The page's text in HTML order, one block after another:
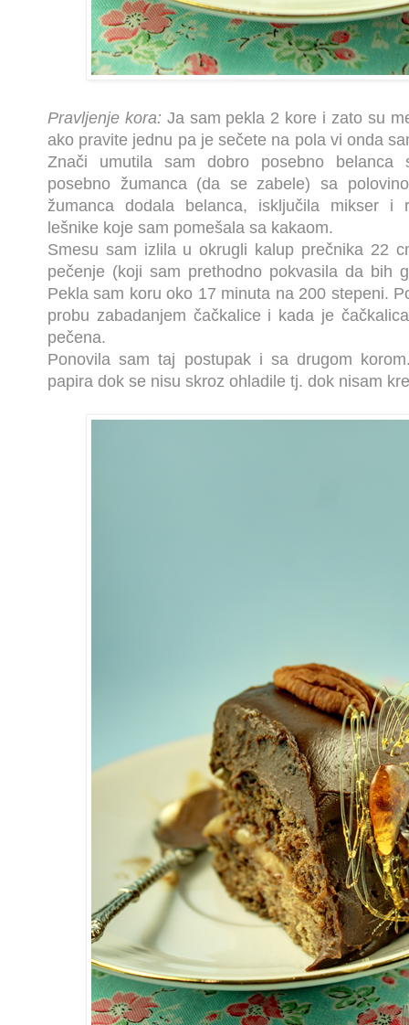
Pravljenje kora: Ja sam pekla 2 kore i zato su
ako pravite jednu pa je sečete na pola vi onda
Znači umutila sam dobro posebno belanca
posebno žumanca (da se zabele) sa
žumanca dodala belanca, isključila mikser i
lešnike koje sam pomešala sa kakaom.
Smesu sam izlila u okrugli kalup prečnika 22
pečenje (koji sam prethodno pokvasila da bih
Pekla sam koru oko 17 minuta na 200 stepeni.
probu zabadanjem čačkalice i kada je
pečena.
Ponovila sam taj postupak i sa drugom
papira dok se nisu skroz ohladile tj. dok nisam